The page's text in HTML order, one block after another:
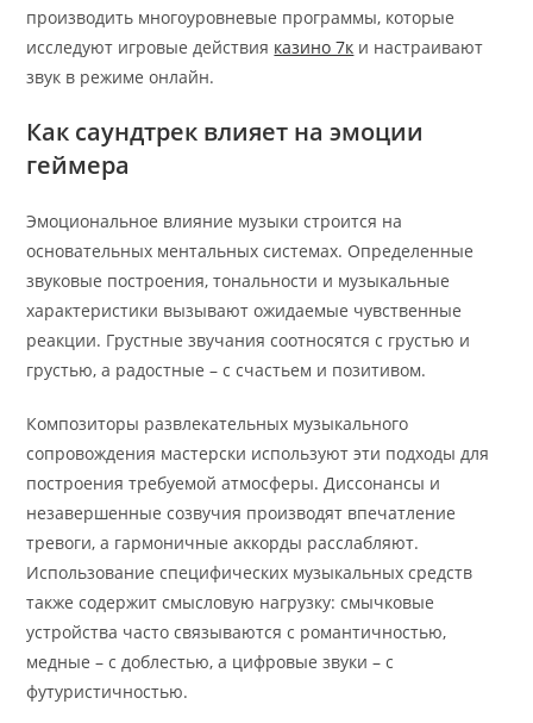
производить многоуровневые программы, которые
исследуют игровые действия казино 7к и настраивают
звук в режиме онлайн.
Как саундтрек влияет на эмоции
геймера
Эмоциональное влияние музыки строится на
основательных ментальных системах. Определенные
звуковые построения, тональности и музыкальные
характеристики вызывают ожидаемые чувственные
реакции. Грустные звучания соотносятся с грустью и
грустью, а радостные – с счастьем и позитивом.
Композиторы развлекательных музыкального
сопровождения мастерски используют эти подходы для
построения требуемой атмосферы. Диссонансы и
незавершенные созвучия производят впечатление
тревоги, а гармоничные аккорды расслабляют.
Использование специфических музыкальных средств
также содержит смысловую нагрузку: смычковые
устройства часто связываются с романтичностью,
медные – с доблестью, а цифровые звуки – с
футуристичностью.